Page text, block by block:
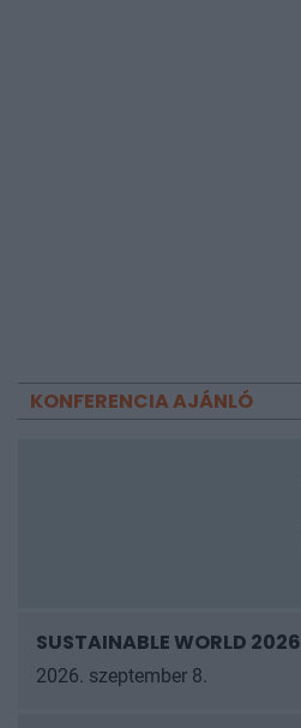
KONFERENCIA AJÁNLÓ
SUSTAINABLE WORLD 2026
2026. szeptember 8.